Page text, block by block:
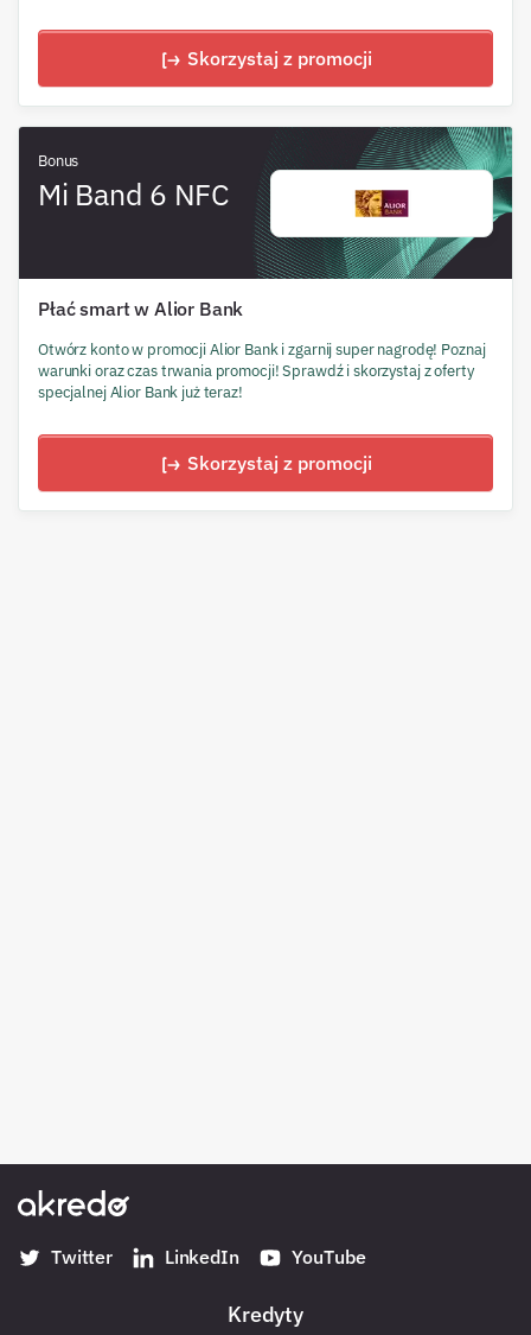
Skorzystaj z promocji
Bonus
Mi Band 6 NFC
Płać smart w Alior Bank
Otwórz konto w promocji Alior Bank i zgarnij super nagrodę! Poznaj
warunki oraz czas trwania promocji! Sprawdź i skorzystaj z oferty
specjalnej Alior Bank już teraz!
Skorzystaj z promocji
Twitter LinkedIn YouTube
Kredyty